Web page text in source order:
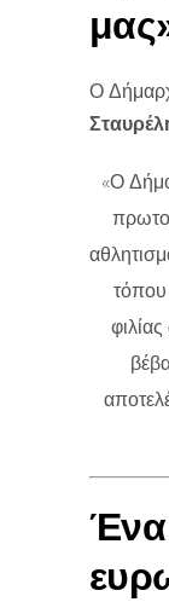
Ο
«Ο
τόπου
Ένα